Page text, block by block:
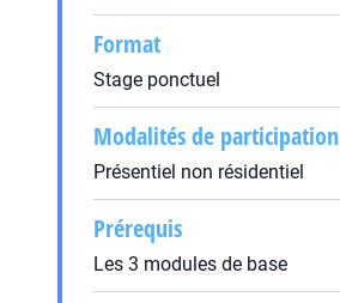
Format
Stage ponctuel
Modalités de participation
Présentiel non résidentiel
Prérequis
Les 3 modules de base